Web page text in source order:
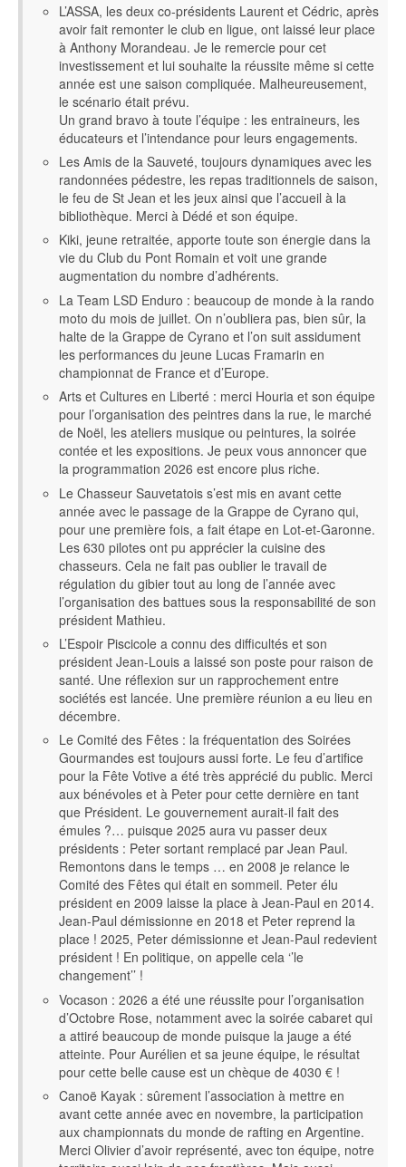
L’ASSA, les deux co-présidents Laurent et Cédric, après
avoir fait remonter le club en ligue, ont laissé leur place
à Anthony Morandeau. Je le remercie pour cet
investissement et lui souhaite la réussite même si cette
année est une saison compliquée. Malheureusement,
le scénario était prévu.
Un grand bravo à toute l’équipe : les entraineurs, les
éducateurs et l’intendance pour leurs engagements.
Les Amis de la Sauveté, toujours dynamiques avec les
randonnées pédestre, les repas traditionnels de saison,
le feu de St Jean et les jeux ainsi que l’accueil à la
bibliothèque. Merci à Dédé et son équipe.
Kiki, jeune retraitée, apporte toute son énergie dans la
vie du Club du Pont Romain et voit une grande
augmentation du nombre d’adhérents.
La Team LSD Enduro : beaucoup de monde à la rando
moto du mois de juillet. On n’oubliera pas, bien sûr, la
halte de la Grappe de Cyrano et l’on suit assidument
les performances du jeune Lucas Framarin en
championnat de France et d’Europe.
Arts et Cultures en Liberté : merci Houria et son équipe
pour l’organisation des peintres dans la rue, le marché
de Noël, les ateliers musique ou peintures, la soirée
contée et les expositions. Je peux vous annoncer que
la programmation 2026 est encore plus riche.
Le Chasseur Sauvetatois s’est mis en avant cette
année avec le passage de la Grappe de Cyrano qui,
pour une première fois, a fait étape en Lot-et-Garonne.
Les 630 pilotes ont pu apprécier la cuisine des
chasseurs. Cela ne fait pas oublier le travail de
régulation du gibier tout au long de l’année avec
l’organisation des battues sous la responsabilité de son
président Mathieu.
L’Espoir Piscicole a connu des difficultés et son
président Jean-Louis a laissé son poste pour raison de
santé. Une réflexion sur un rapprochement entre
sociétés est lancée. Une première réunion a eu lieu en
décembre.
Le Comité des Fêtes : la fréquentation des Soirées
Gourmandes est toujours aussi forte. Le feu d’artifice
pour la Fête Votive a été très apprécié du public. Merci
aux bénévoles et à Peter pour cette dernière en tant
que Président. Le gouvernement aurait-il fait des
émules ?… puisque 2025 aura vu passer deux
présidents : Peter sortant remplacé par Jean Paul.
Remontons dans le temps … en 2008 je relance le
Comité des Fêtes qui était en sommeil. Peter élu
président en 2009 laisse la place à Jean-Paul en 2014.
Jean-Paul démissionne en 2018 et Peter reprend la
place ! 2025, Peter démissionne et Jean-Paul redevient
président ! En politique, on appelle cela ‘’le
changement’’ !
Vocason : 2026 a été une réussite pour l’organisation
d’Octobre Rose, notamment avec la soirée cabaret qui
a attiré beaucoup de monde puisque la jauge a été
atteinte. Pour Aurélien et sa jeune équipe, le résultat
pour cette belle cause est un chèque de 4030 € !
Canoë Kayak : sûrement l’association à mettre en
avant cette année avec en novembre, la participation
aux championnats du monde de rafting en Argentine.
Merci Olivier d’avoir représenté, avec ton équipe, notre